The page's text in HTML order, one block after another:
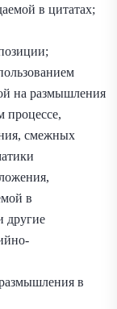
в цитатах;
на размышления
процессе,
смежных
в
другие
в